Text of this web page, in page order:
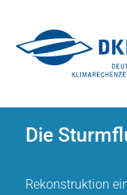
Die
Rekonstruktion